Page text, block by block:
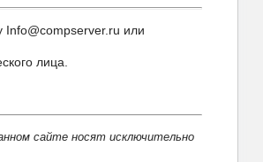
или
лица.
сайте носят исключительно